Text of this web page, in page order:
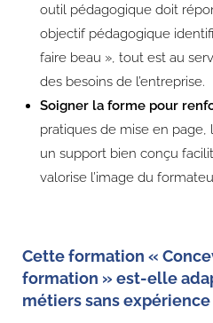
outil pédagogique doit
objectif pédagogique
faire beau », tout est au
des besoins de l’entreprise.
Soigner la forme pour
pratiques de mise en
un support bien conçu
valorise l’image du
Cette formation «
formation » est-elle
métiers sans